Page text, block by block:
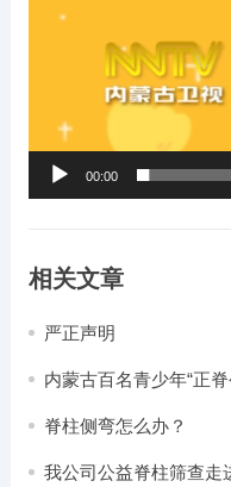
00:00
相关文章
严正声明
内蒙古百名青少年“正
脊柱侧弯怎么办？
我公司公益脊柱筛查走